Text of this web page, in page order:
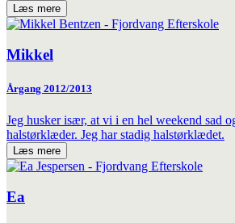
Læs mere
Mikkel
Årgang 2012/2013
Jeg husker især, at vi i en hel weekend sad
halstørklæder. Jeg har stadig halstørklædet.
Læs mere
Ea